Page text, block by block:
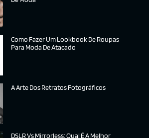
Como Fazer Um Lookbook De Roupas
Para Moda De Atacado
A Arte Dos Retratos Fotográficos
DSLR Vs Mirrorless: Qual É A Melhor